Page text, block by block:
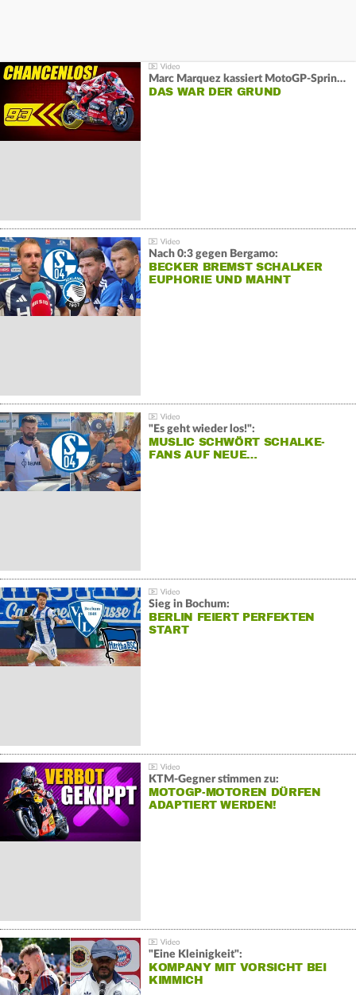
Marc Marquez kassiert MotoGP-Sprint-Schlappe:
DAS WAR DER GRUND
Nach 0:3 gegen Bergamo:
BECKER BREMST SCHALKER
EUPHORIE UND MAHNT
"Es geht wieder los!":
MUSLIC SCHWÖRT SCHALKE-
FANS AUF NEUE…
Sieg in Bochum:
BERLIN FEIERT PERFEKTEN
START
KTM-Gegner stimmen zu:
MOTOGP-MOTOREN DÜRFEN
ADAPTIERT WERDEN!
"Eine Kleinigkeit":
KOMPANY MIT VORSICHT BEI
KIMMICH